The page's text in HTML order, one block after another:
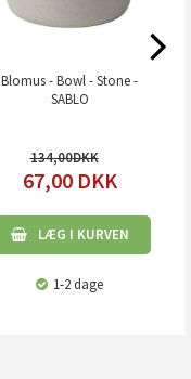
Blomus - Bowl - Stone -
SABLO
134,00
67,00 DKK
LÆG I KURVEN
1-2 dage